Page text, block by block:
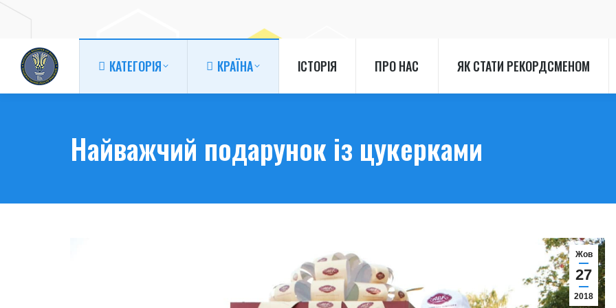
КАТЕГОРІЯ КРАЇНА ІСТОРІЯ ПРО НАС ЯК СТАТИ РЕКОРДСМЕНОМ
Найважчий подарунок із цукерками
Жов
27
2018